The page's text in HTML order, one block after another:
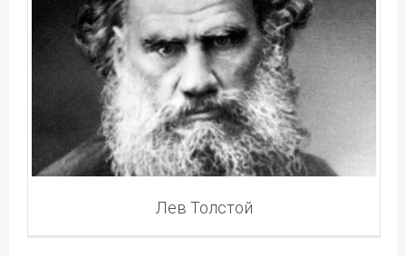
Лев Толстой